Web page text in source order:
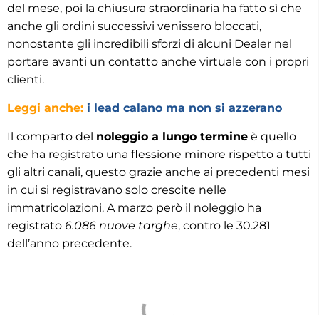
del mese, poi la chiusura straordinaria ha fatto sì che
anche gli ordini successivi venissero bloccati,
nonostante gli incredibili sforzi di alcuni Dealer nel
portare avanti un contatto anche virtuale con i propri
clienti.
Leggi anche: i lead calano ma non si azzerano
Il comparto del noleggio a lungo termine è quello
che ha registrato una flessione minore rispetto a tutti
gli altri canali, questo grazie anche ai precedenti mesi
in cui si registravano solo crescite nelle
immatricolazioni. A marzo però il noleggio ha
registrato 6.086 nuove targhe, contro le 30.281
dell’anno precedente.